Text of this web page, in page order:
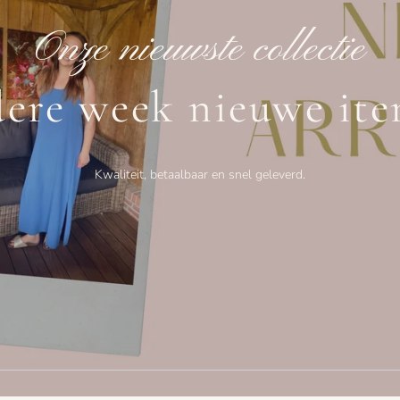
Onze nieuwste collectie
week nieuwe
Kwaliteit, betaalbaar en snel geleverd.